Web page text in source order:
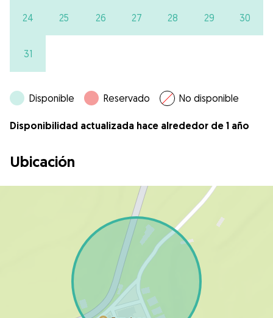
24 25 26 27 28 29 30
31
Disponible Reservado No disponible
Disponibilidad actualizada hace alrededor de 1 año
Ubicación